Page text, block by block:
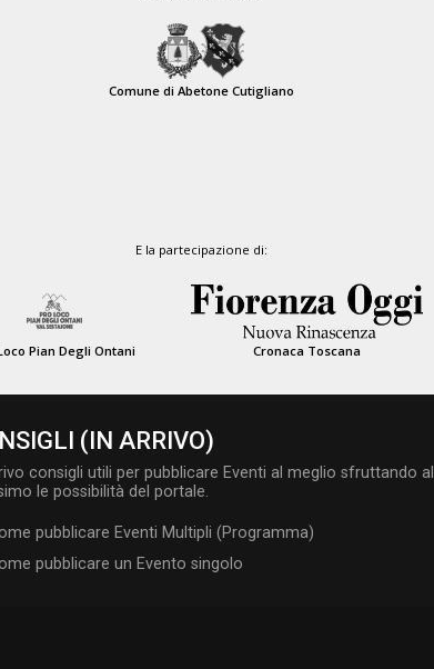
Comune di Abetone Cutigliano
E la partecipazione di:
Pian Degli Ontani Cronaca Toscana
(IN ARRIVO)
consigli utili per pubblicare Eventi al meglio sfruttando al
le possibilità del portale.
pubblicare Eventi Multipli (Programma)
pubblicare un Evento singolo